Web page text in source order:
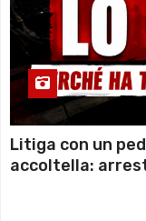
Litiga con un
accoltella: